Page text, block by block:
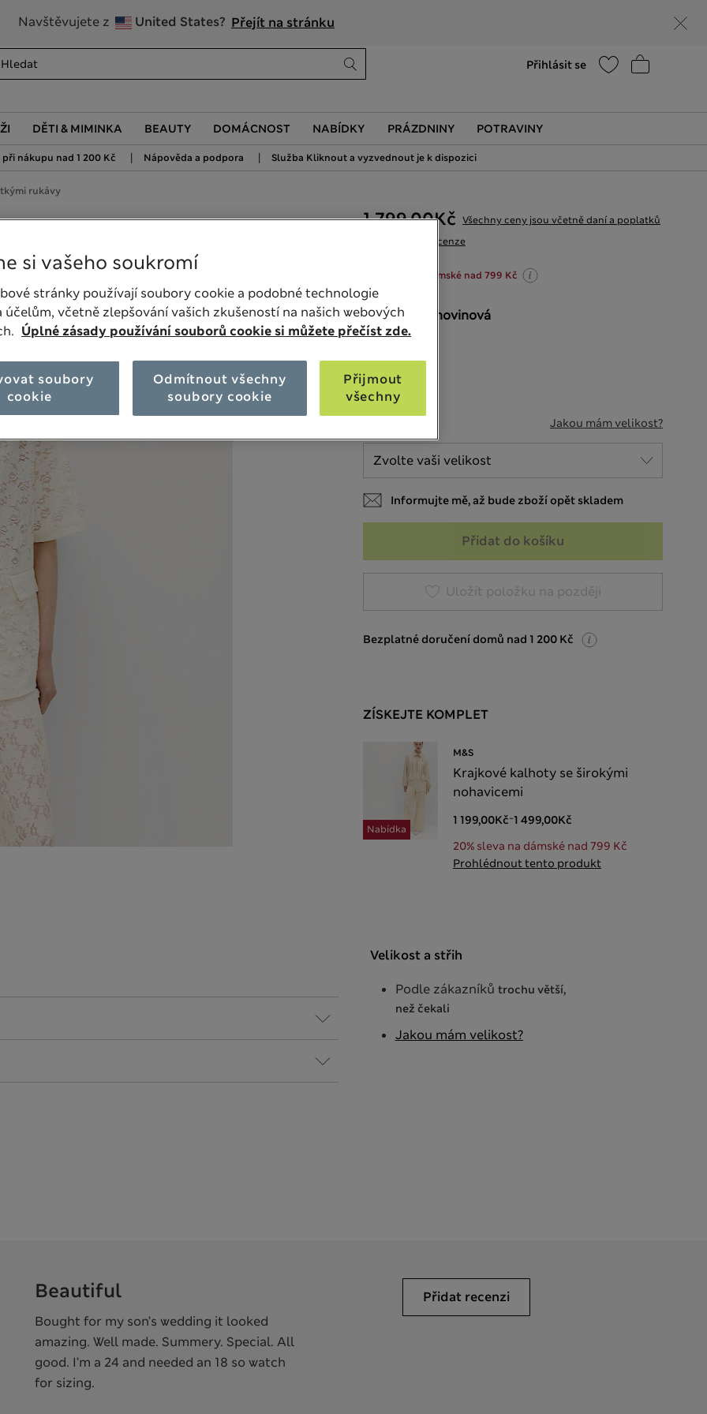
Navštěvujete z United States? Přejít na stránku
Přihlásit se
DĚTI & MIMINKA BEAUTY DOMÁCNOST NABÍDKY PRÁZDNINY POTRAVINY
nákupu nad 1 200 Kč | Nápověda a podpora | Služba Kliknout a vyzvednout je k dispozici
rukávy
11 Recenze
1 799,00Kč Všechny ceny jsou včetně daní a poplatků
20% sleva na dámské nad 799 Kč
BARVA: Slonovinová
Vyprodáno
Jakou mám velikost?
Informujte mě, až bude zboží opět skladem
Přidat do košíku
Uložit položku na později
Bezplatné doručení domů nad 1 200 Kč
ZÍSKEJTE KOMPLET
Nabídka
M&S
Krajkové kalhoty se širokými
nohavicemi
1 199,00Kč-1 499,00Kč
20% sleva na dámské nad 799 Kč
Prohlédnout tento produkt
Velikost a střih
Podle zákazníků trochu větší,
než čekali
Jakou mám velikost?
Beautiful
Bought for my son’s wedding it looked
amazing. Well made. Summery. Special. All
good. I’m a 24 and needed an 18 so watch
for sizing.
Přidat recenzi
si vašeho soukromí
stránky používají soubory cookie a podobné technologie
účelům, včetně zlepšování vašich zkušeností na našich webových
Úplné zásady používání souborů cookie si můžete přečíst zde.
Odmítnout všechny
soubory cookie
Přijmout
všechny
soubory
cookie